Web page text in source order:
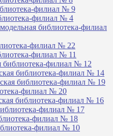
филиал № 9
филиал № 4
библиотека-филиал
филиал № 22
филиал № 11
библиотека-филиал № 12
библиотека-филиал № 14
библиотека-филиал № 19
филиал № 20
библиотека-филиал № 16
филиал № 17
филиал № 18
филиал № 10